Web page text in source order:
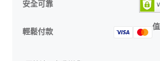
安全可靠
輕鬆付款